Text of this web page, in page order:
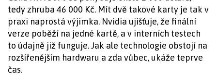
tedy zhruba 46 000 Kč. Mít dvě takové karty je tak v
praxi naprostá výjimka. Nvidia ujišťuje, že finální
verze poběží na jedné kartě, a v interních testech
to údajně již funguje. Jak ale technologie obstojí na
rozšířenějším hardwaru a zda vůbec, ukáže teprve
čas.